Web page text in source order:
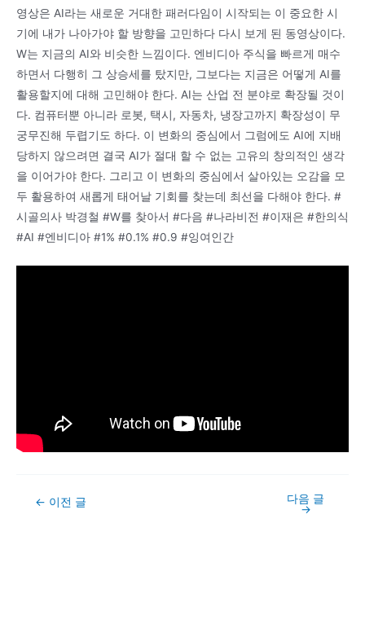
영상은 AI라는 새로운 거대한 패러다임이 시작되는 이 중요한 시
기에 내가 나아가야 할 방향을 고민하다 다시 보게 된 동영상이다.
W는 지금의 AI와 비슷한 느낌이다. 엔비디아 주식을 빠르게 매수
하면서 다행히 그 상승세를 탔지만, 그보다는 지금은 어떻게 AI를
활용할지에 대해 고민해야 한다. AI는 산업 전 분야로 확장될 것이
다. 컴퓨터뿐 아니라 로봇, 택시, 자동차, 냉장고까지 확장성이 무
궁무진해 두렵기도 하다. 이 변화의 중심에서 그럼에도 AI에 지배
당하지 않으려면 결국 AI가 절대 할 수 없는 고유의 창의적인 생각
을 이어가야 한다. 그리고 이 변화의 중심에서 살아있는 오감을 모
두 활용하여 새롭게 태어날 기회를 찾는데 최선을 다해야 한다. #
시골의사 박경철 #W를 찾아서 #다음 #나라비전 #이재은 #한의식
#AI #엔비디아 #1% #0.1% #0.9 #잉여인간
Post← 이전 글
다음 글
→